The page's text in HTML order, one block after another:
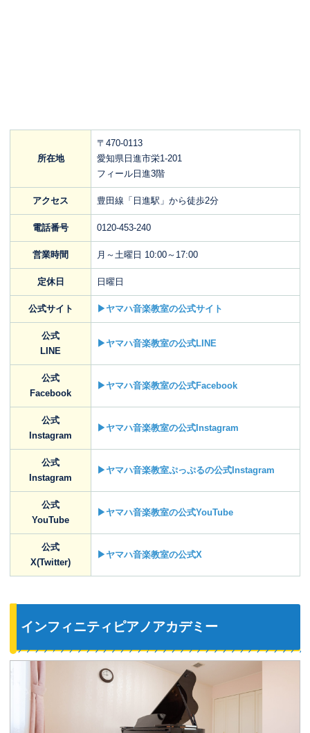
所在地
〒470-0113
愛知県日進市栄1-201
フィール日進3階
アクセス 豊田線「日進駅」から徒歩2分
電話番号 0120-453-240
営業時間 月～土曜日 10:00～17:00
定休日 日曜日
公式サイト ▶ヤマハ音楽教室の公式サイト
公式
LINE
▶ヤマハ音楽教室の公式LINE
公式
Facebook
▶ヤマハ音楽教室の公式Facebook
公式
Instagram
▶ヤマハ音楽教室の公式Instagram
公式
Instagram
▶ヤマハ音楽教室ぷっぷるの公式Instagram
公式
YouTube
▶ヤマハ音楽教室の公式YouTube
公式
X(Twitter)
▶ヤマハ音楽教室の公式X
インフィニティピアノアカデミー